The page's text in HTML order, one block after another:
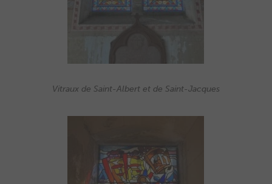
Vitraux de Saint-Albert et de Saint-Jacques